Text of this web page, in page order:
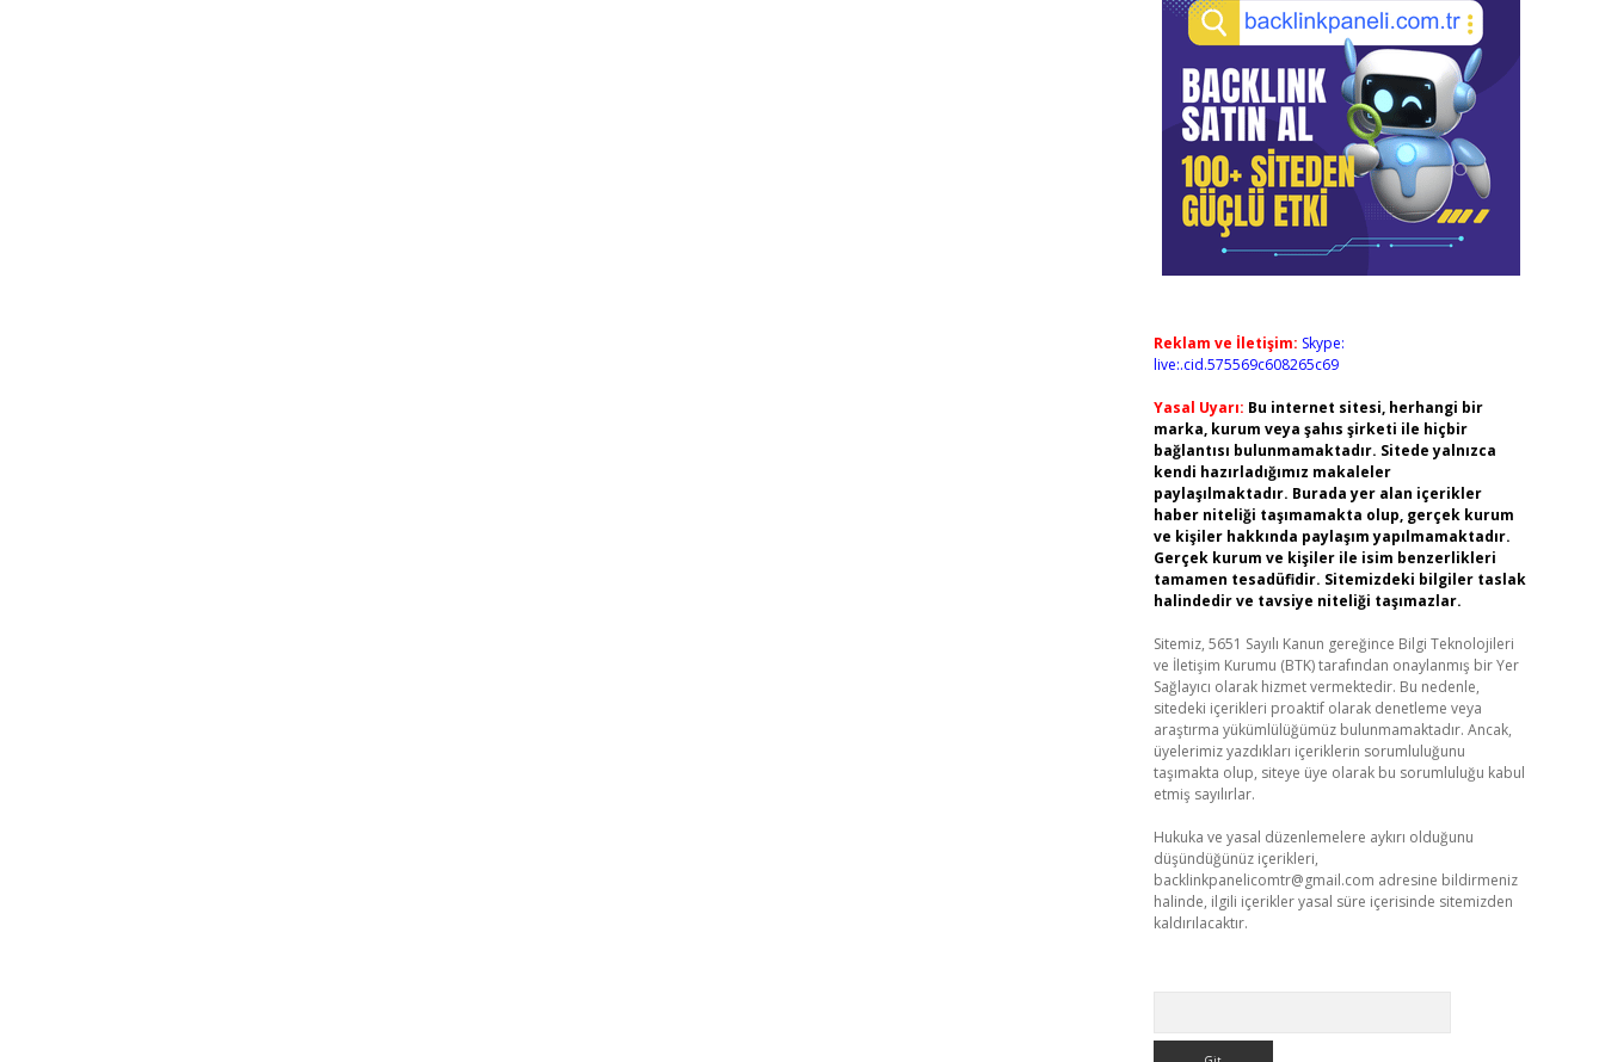
Reklam ve İletişim: Skype:
live:.cid.575569c608265c69
Yasal Uyarı: Bu internet sitesi, herhangi bir
marka, kurum veya şahıs şirketi ile hiçbir
bağlantısı bulunmamaktadır. Sitede yalnızca
kendi hazırladığımız makaleler
paylaşılmaktadır. Burada yer alan içerikler
haber niteliği taşımamakta olup, gerçek kurum
ve kişiler hakkında paylaşım yapılmamaktadır.
Gerçek kurum ve kişiler ile isim benzerlikleri
tamamen tesadüfidir. Sitemizdeki bilgiler taslak
halindedir ve tavsiye niteliği taşımazlar.
Sitemiz, 5651 Sayılı Kanun gereğince Bilgi Teknolojileri
ve İletişim Kurumu (BTK) tarafından onaylanmış bir Yer
Sağlayıcı olarak hizmet vermektedir. Bu nedenle,
sitedeki içerikleri proaktif olarak denetleme veya
araştırma yükümlülüğümüz bulunmamaktadır. Ancak,
üyelerimiz yazdıkları içeriklerin sorumluluğunu
taşımakta olup, siteye üye olarak bu sorumluluğu kabul
etmiş sayılırlar.
Hukuka ve yasal düzenlemelere aykırı olduğunu
düşündüğünüz içerikleri,
backlinkpanelicomtr@gmail.com adresine bildirmeniz
halinde, ilgili içerikler yasal süre içerisinde sitemizden
kaldırılacaktır.